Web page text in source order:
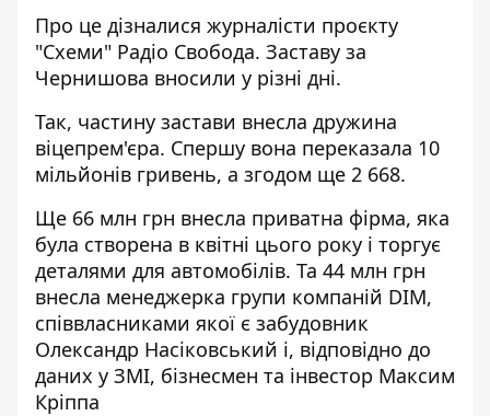
Про це дізналися журналісти проєкту
"Схеми" Радіо Свобода. Заставу за
Чернишова вносили у різні дні.
Так, частину застави внесла дружина
віцепрем'єра. Спершу вона переказала 10
мільйонів гривень, а згодом ще 2 668.
Ще 66 млн грн внесла приватна фірма, яка
була створена в квітні цього року і торгує
деталями для автомобілів. Та 44 млн грн
внесла менеджерка групи компаній DIM,
співвласниками якої є забудовник
Олександр Насіковський і, відповідно до
даних у ЗМІ, бізнесмен та інвестор Максим
Кріппа